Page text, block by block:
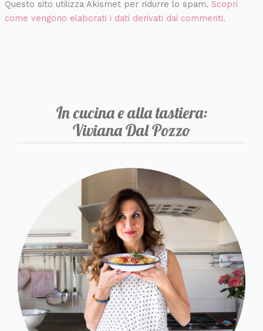
Questo sito utilizza Akismet per ridurre lo spam. Scopri
come vengono elaborati i dati derivati dai commenti.
In cucina e alla tastiera:
Viviana Dal Pozzo